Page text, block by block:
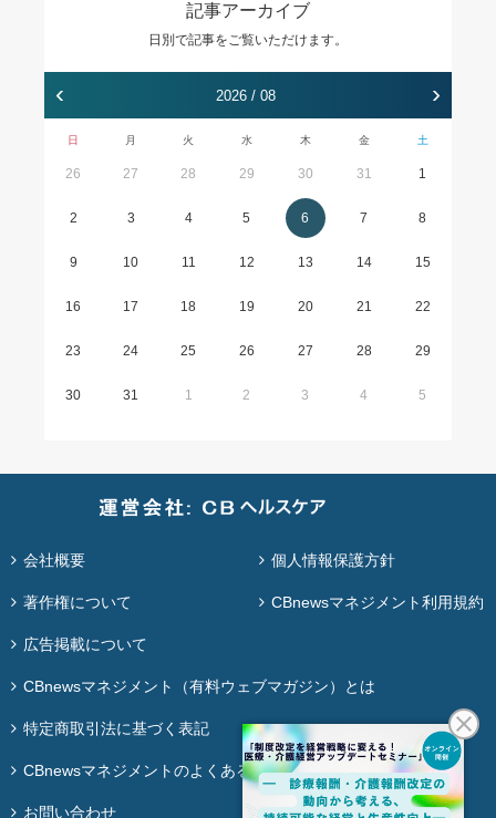
記事アーカイブ
日別で記事をご覧いただけます。
‹ 2026 / 08 ›
日 月 火 水 木 金 土
26 27 28 29 30 31 1
2 3 4 5 6 7 8
9 10 11 12 13 14 15
16 17 18 19 20 21 22
23 24 25 26 27 28 29
30 31 1 2 3 4 5
会社概要 個人情報保護方針
著作権について CBnewsマネジメント利用規約
広告掲載について
CBnewsマネジメント（有料ウェブマガジン）とは
特定商取引法に基づく表記
CBnewsマネジメントのよくある質問
お問い合わせ